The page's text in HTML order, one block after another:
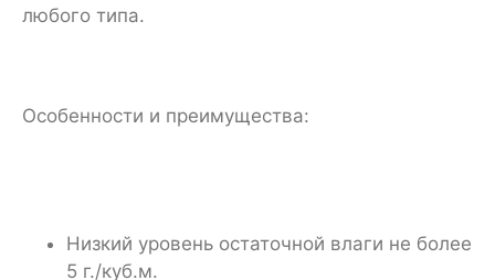
любого типа.
Особенности и преимущества:
Низкий уровень остаточной влаги не более
5 г./куб.м.